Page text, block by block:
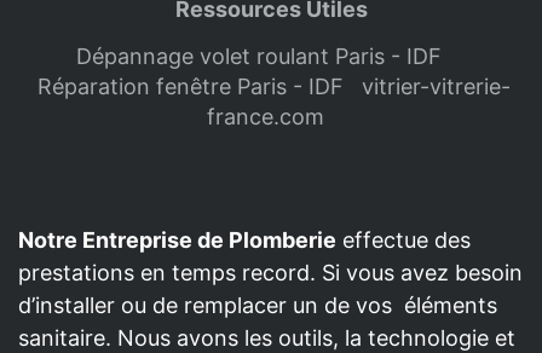
Ressources Utiles
Dépannage volet roulant Paris - IDF
Réparation fenêtre Paris - IDF
vitrier-vitrerie-
france.com
Notre Entreprise de Plomberie effectue des
prestations en temps record. Si vous avez besoin
d’installer ou de remplacer un de vos éléments
sanitaire. Nous avons les outils, la technologie et